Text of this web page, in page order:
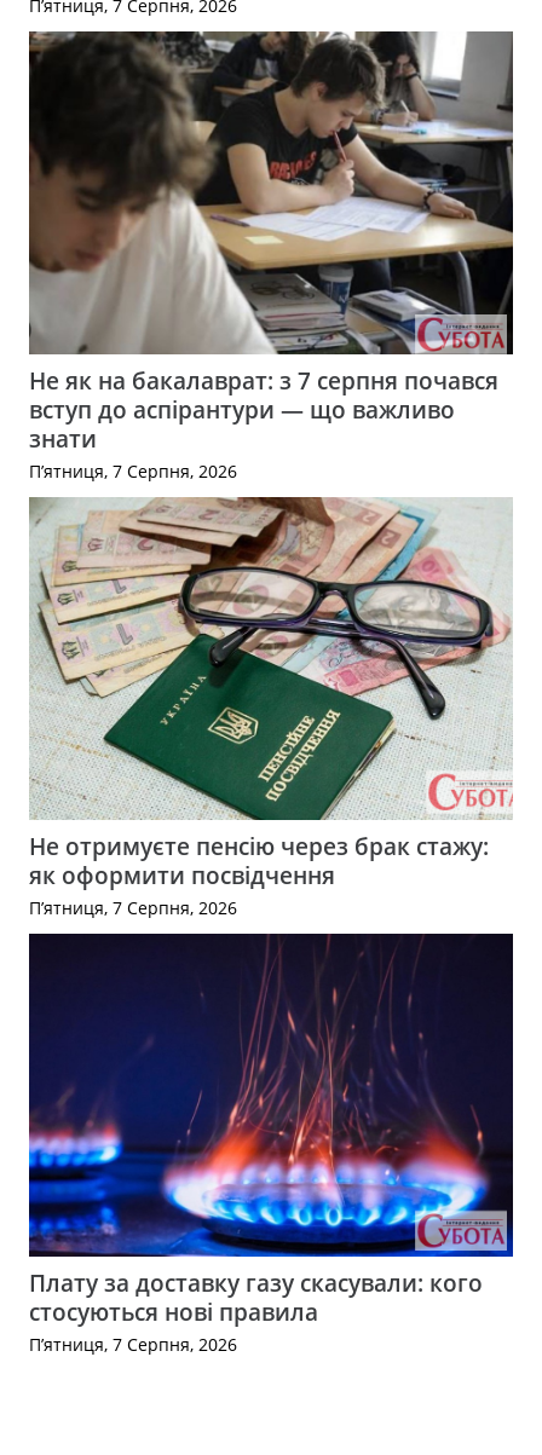
П’ятниця, 7 Серпня, 2026
Не як на бакалаврат: з 7 серпня почався
вступ до аспірантури — що важливо
знати
П’ятниця, 7 Серпня, 2026
Не отримуєте пенсію через брак стажу:
як оформити посвідчення
П’ятниця, 7 Серпня, 2026
Плату за доставку газу скасували: кого
стосуються нові правила
П’ятниця, 7 Серпня, 2026